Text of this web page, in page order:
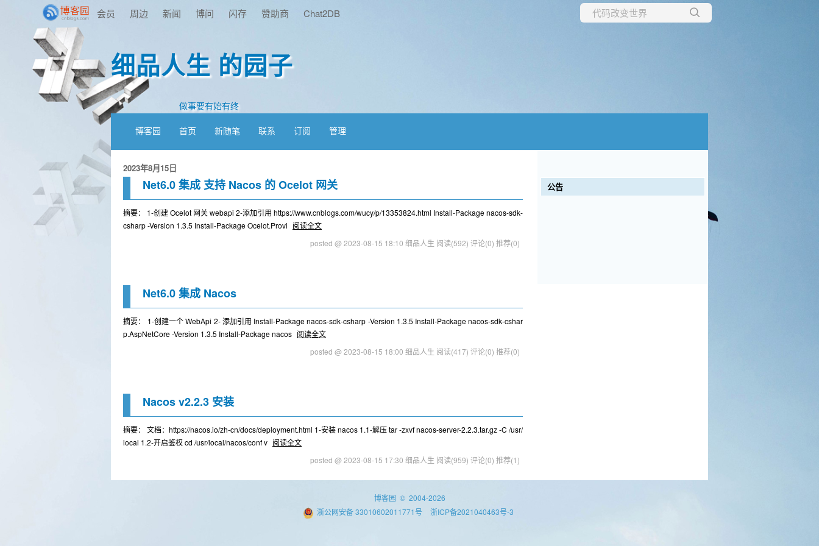
会员 周边 新闻 博问 闪存 赞助商 Chat2DB
细品人生 的园子
做事要有始有终
博客园 首页 新随笔 联系 订阅 管理
2023年8月15日
Net6.0 集成 支持 Nacos 的 Ocelot 网关
摘要： 1-创建 Ocelot 网关 webapi 2-添加引用 https://www.cnblogs.com/wucy/p/13353824.html Install-Package nacos-sdk-
csharp -Version 1.3.5 Install-Package Ocelot.Provi 阅读全文
posted @ 2023-08-15 18:10 细品人生 阅读(592) 评论(0) 推荐(0)
Net6.0 集成 Nacos
摘要： 1-创建一个 WebApi 2- 添加引用 Install-Package nacos-sdk-csharp -Version 1.3.5 Install-Package nacos-sdk-cshar
p.AspNetCore -Version 1.3.5 Install-Package nacos 阅读全文
posted @ 2023-08-15 18:00 细品人生 阅读(417) 评论(0) 推荐(0)
Nacos v2.2.3 安装
摘要： 文档：https://nacos.io/zh-cn/docs/deployment.html 1-安装 nacos 1.1-解压 tar -zxvf nacos-server-2.2.3.tar.gz -C /usr/
local 1.2-开启鉴权 cd /usr/local/nacos/conf v 阅读全文
posted @ 2023-08-15 17:30 细品人生 阅读(959) 评论(0) 推荐(1)
公告
博客园 © 2004-2026
浙公网安备 33010602011771号
浙ICP备2021040463号-3